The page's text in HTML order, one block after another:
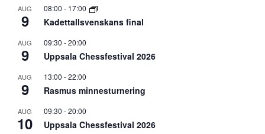
AUG
9
08:00 - 17:00
Kadettallsvenskans final
AUG
9
09:30 -20:00
Uppsala Chessfestival 2026
AUG
9
13:00 -22:00
Rasmus minnesturnering
AUG
10
09:30 -20:00
Uppsala Chessfestival 2026